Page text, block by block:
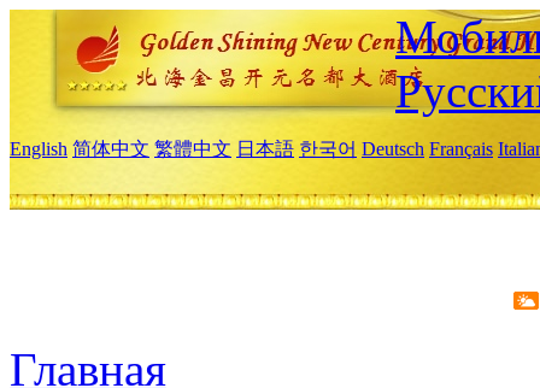
English 简体中文 繁體中文 日本語 한국어 Deutsch Français
Главная